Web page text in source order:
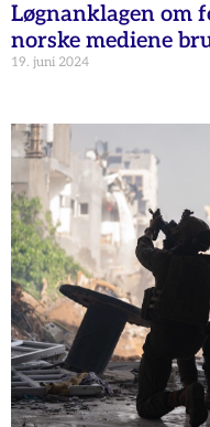
Løgnanklagen om
norske mediene
19. juni 2024